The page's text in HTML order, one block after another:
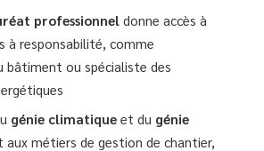
professionnel donne accès à
à responsabilité, comme
bâtiment ou spécialiste des
génie climatique et du génie
aux métiers de gestion de chantier,